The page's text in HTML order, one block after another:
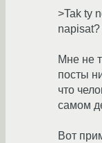
>Tak ty
Мне не
посты
что
самом
Вот